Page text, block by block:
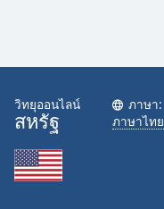
วิทยุออนไลน์
สหรัฐ
ภาษา:
ภาษาไทย